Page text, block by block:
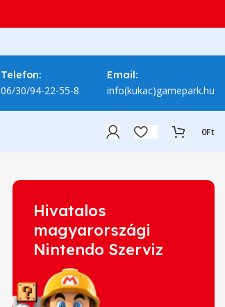
Telefon:
06/30/94-22-55-8
Email:
info(kukac)gamepark.hu
0Ft
Hivatalos
magyarországi
Nintendo Szerviz